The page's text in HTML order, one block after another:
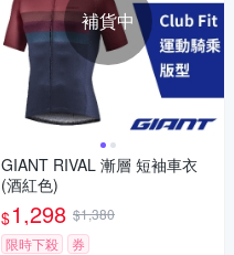
補貨中
GIANT RIVAL 漸層 短袖車衣
(酒紅色)
$1,298 $1,380
限時下殺
券